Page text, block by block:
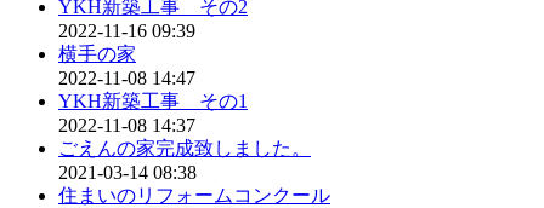
YKH新築工事 その2
2022-11-16 09:39
横手の家
2022-11-08 14:47
YKH新築工事 その1
2022-11-08 14:37
ごえんの家完成致しました。
2021-03-14 08:38
住まいのリフォームコンクール